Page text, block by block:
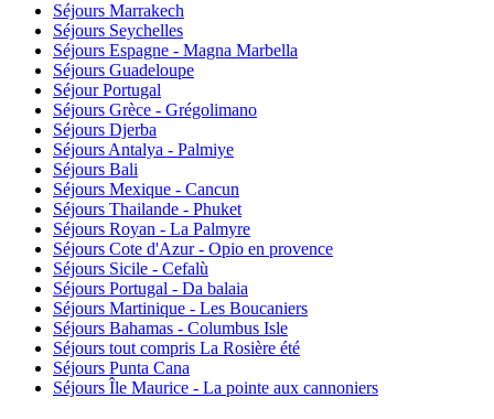
Séjours Marrakech
Séjours Seychelles
Séjours Espagne - Magna Marbella
Séjours Guadeloupe
Séjour Portugal
Séjours Grèce - Grégolimano
Séjours Djerba
Séjours Antalya - Palmiye
Séjours Bali
Séjours Mexique - Cancun
Séjours Thailande - Phuket
Séjours Royan - La Palmyre
Séjours Cote d'Azur - Opio en provence
Séjours Sicile - Cefalù
Séjours Portugal - Da balaia
Séjours Martinique - Les Boucaniers
Séjours Bahamas - Columbus Isle
Séjours tout compris La Rosière été
Séjours Punta Cana
Séjours Île Maurice - La pointe aux cannoniers